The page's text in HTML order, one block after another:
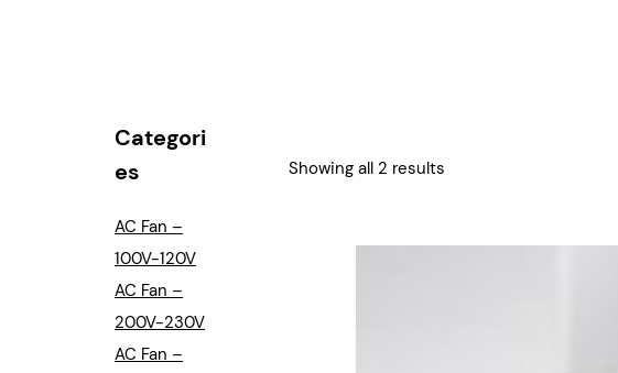
Refrigeration Fan
Industrial Automation
Cleanroom Fan
Air Purification
Categori
es
AC Fan –
100V-120V
AC Fan –
200V-230V
AC Fan –
Showing all 2 results